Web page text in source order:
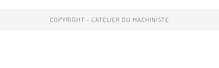
COPYRIGHT - L'ATELIER DU MACHINISTE